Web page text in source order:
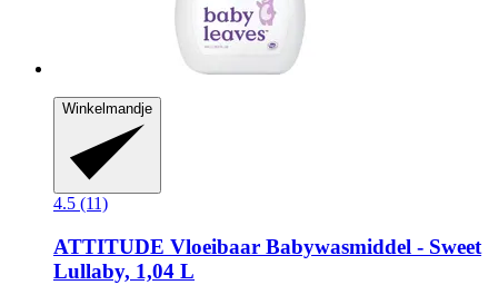
Winkelmandje
4.5 (11)
ATTITUDE Vloeibaar Babywasmiddel -​ Sweet
Lullaby, 1,04 L